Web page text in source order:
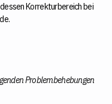
Korrekturbereich bei
Problembehebungen